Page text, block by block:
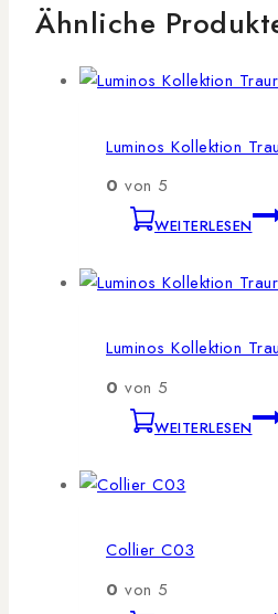
Ähnliche
Luminos Kollektion
0 von 5
WEITERLESEN
Luminos Kollektion
0 von 5
WEITERLESEN
Collier C03
0 von 5